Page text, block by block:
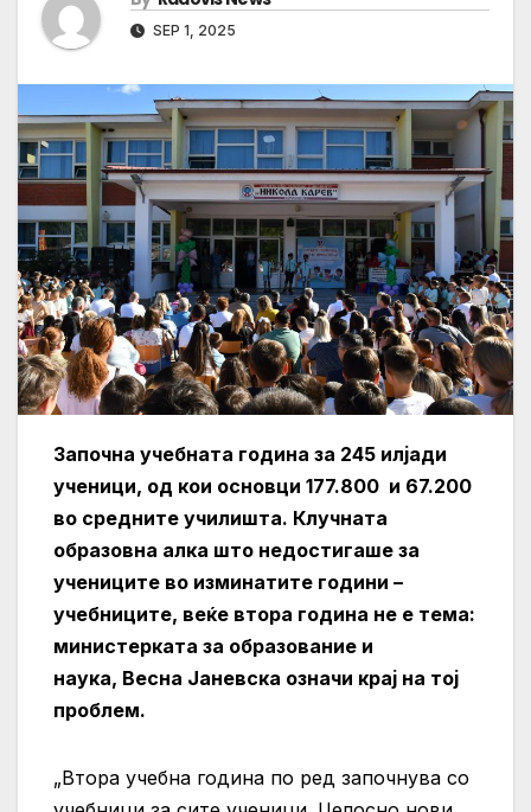
SEP 1, 2025
Започна учебната година за 245 илјади
ученици, од кои основци 177.800 и 67.200
во средните училишта. Клучната
образовна алка што недостигаше за
учениците во изминатите години –
учебниците, веќе втора година не е тема:
министерката за образование и
наука, Весна Јаневска означи крај на тој
проблем.
„Втора учебна година по ред започнува со